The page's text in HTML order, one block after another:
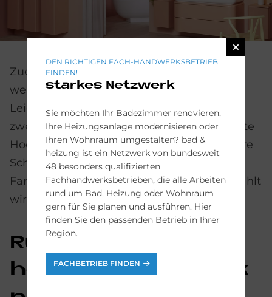
Zudem kann b:me zweifarbig gestaltet
werden, was dem Raum zusätzliche
Leichtigkeit beschert, wenn etwa der aus
zwei Schrankelementen zusammengestellte
Hochschrank in einer helleren (für das obere
Schrankelement) und einer dunkleren
Farbnuance (für das untere Element) gewählt
wird.
Rund­fron­ten in
hoch­wer­ti­gem Lack
DEN RICHTIGEN FACH-HANDWERKSBETRIEB
FINDEN!
starkes Netzwerk
Sie möchten Ihr Badezimmer renovieren,
Ihre Heizungsanlage modernisieren oder
Ihren Wohnraum umgestalten? bad &
heizung ist ein Netzwerk von bundesweit
48 besonders qualifizierten
Fachhandwerksbetrieben, die alle Arbeiten
rund um Bad, Heizung oder Wohnraum
gern für Sie planen und ausführen. Hier
finden Sie den passenden Betrieb in Ihrer
Region.
FACHBETRIEB FINDEN